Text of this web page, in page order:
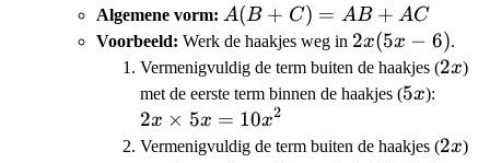
Algemene vorm: A(B+C)
= AB +
AC
A(B + C) = A B + AC
Voorbeeld: Werk de haakjes weg in 2x(5x-
6)
2x(5x − 6).
Vermenigvuldig de term buiten de haakjes (2x
2x)
met de eerste term binnen de haakjes (5x
5x):
5x =
2x × 5x = 10x2
Vermenigvuldig de term buiten de haakjes (2x
2x)